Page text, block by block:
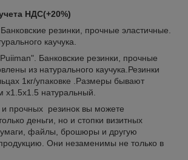
НДС(+20%)
резинки, прочные эластичные.
каучука.
Банковские резинки, прочные
из натурального каучука.Резинки
1кг/упаковке .Размеры бывают
натуральный.
прочных резинок вы можете
деньги, но и стопки визитных
файлы, брошюры и другую
Они незаменимы не только в